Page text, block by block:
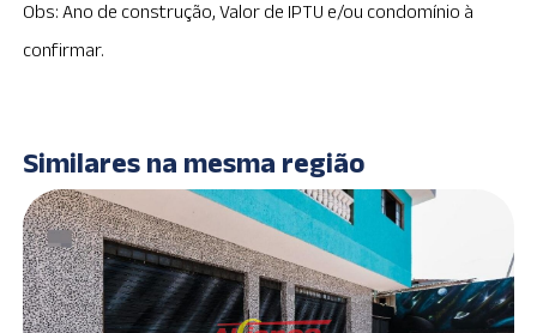
Obs: Ano de construção, Valor de IPTU e/ou condomínio à
confirmar.
Similares na mesma região